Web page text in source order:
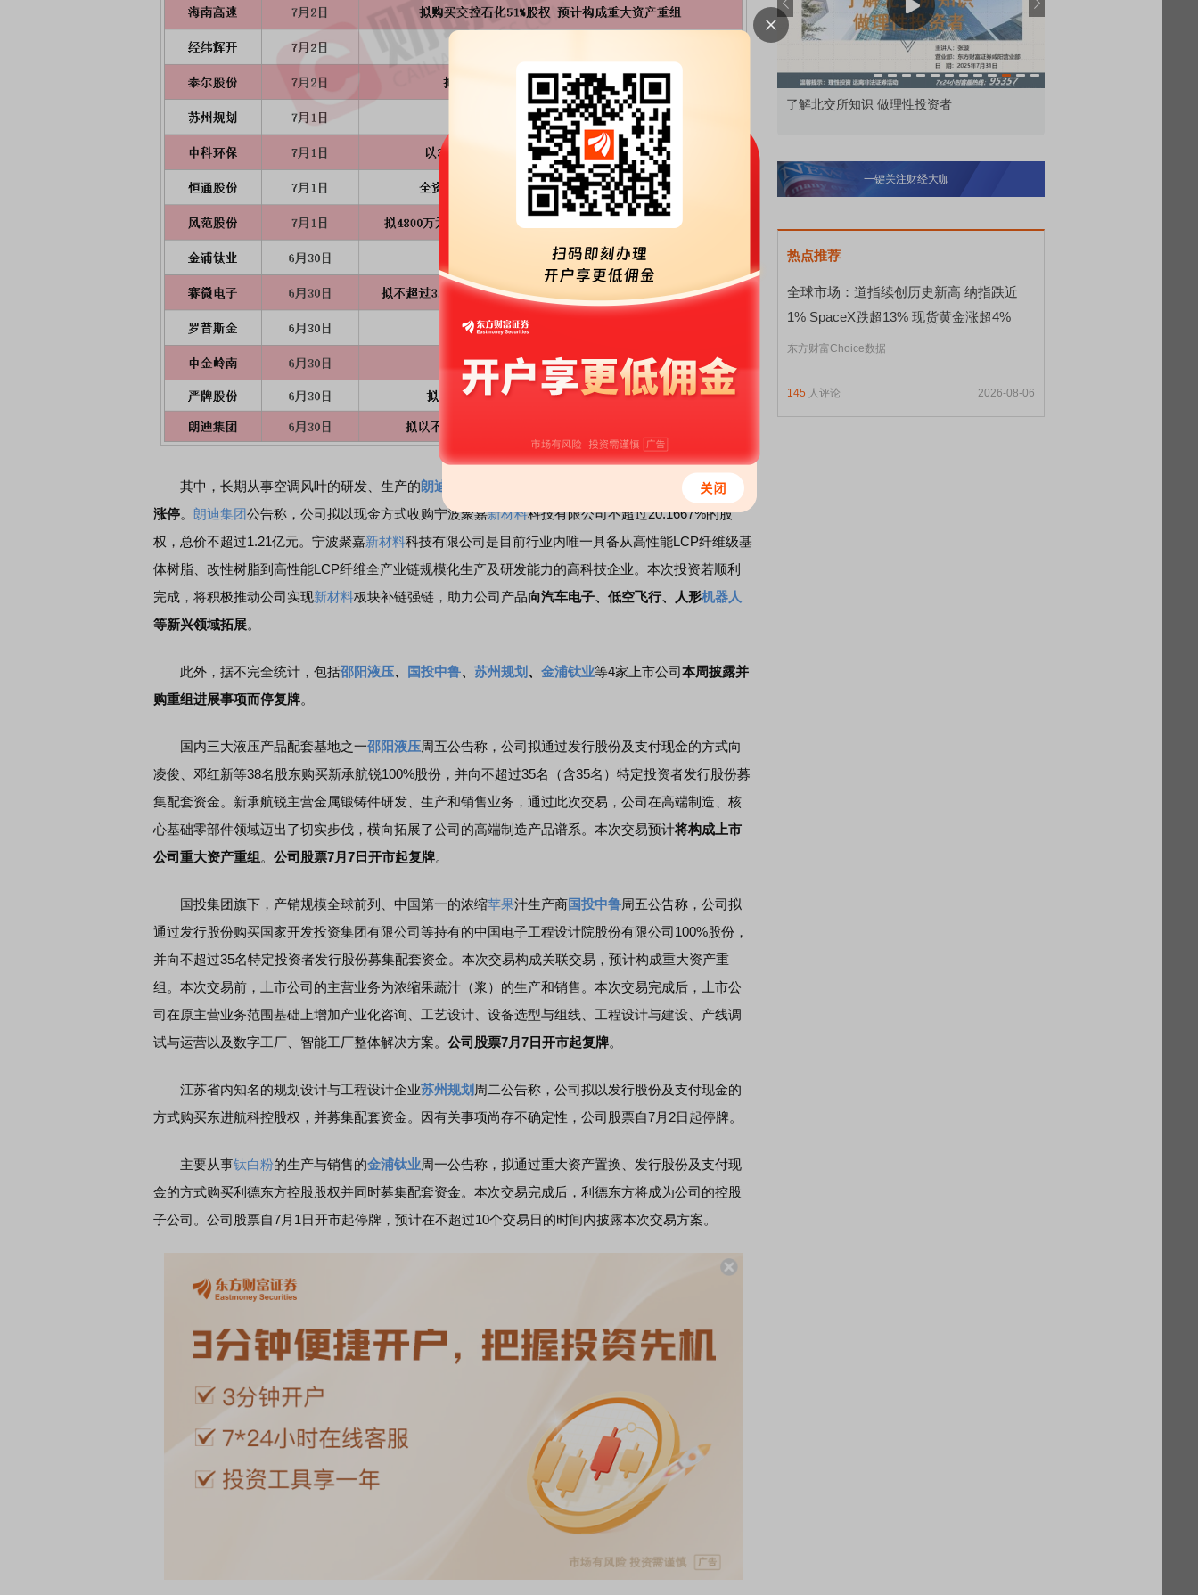
其中，长期从事空调风叶的研发、生产的朗迪集团
其股价周二收盘
涨停。 朗迪集团公告称，公司拟以现金方式收购宁波聚嘉新材料科技有限公司不超过20.1667%的股
权，总价不超过1.21亿元。宁波聚嘉新材料科技有限公司是目前行业内唯一具备从高性能LCP纤维级基
体树脂、改性树脂到高性能LCP纤维全产业链规模化生产及研发能力的高科技企业。本次投资若顺利
完成，将积极推动公司实现新材料板块补链强链，助力公司产品向汽车电子、低空飞行、人形机器人
等新兴领域拓展。
此外，据不完全统计，包括邵阳液压、 国投中鲁、 苏州规划 、 金浦钛业等4家上市公司本周披露并
购重组进展事项而停复牌。
国内三大液压产品配套基地之一邵阳液压周五公告称，公司拟通过发行股份及支付现金的方式向
凌俊、邓红新等38名股东购买新承航锐100%股份，并向不超过35名（含35名）特定投资者发行股份募
集配套资金。新承航锐主营金属锻铸件研发、生产和销售业务，通过此次交易，公司在高端制造、核
心基础零部件领域迈出了切实步伐，横向拓展了公司的高端制造产品谱系。本次交易预计将构成上市
公司重大资产重组 。 公司股票7月7日开市起复牌。
国投集团旗下，产销规模全球前列、中国第一的浓缩苹果汁生产商国投中鲁周五公告称，公司拟
通过发行股份购买国家开发投资集团有限公司等持有的中国电子工程设计院股份有限公司100%股份，
并向不超过35名特定投资者发行股份募集配套资金。本次交易构成关联交易，预计构成重大资产重
组。本次交易前，上市公司的主营业务为浓缩果蔬汁（浆）的生产和销售。本次交易完成后，上市公
司在原主营业务范围基础上增加产业化咨询、工艺设计、设备选型与组线、工程设计与建设、产线调
试与运营以及数字工厂、智能工厂整体解决方案。 公司股票7月7日开市起复牌。
江苏省内知名的规划设计与工程设计企业苏州规划 周二公告称，公司拟以发行股份及支付现金的
方式购买东进航科控股权，并募集配套资金。因有关事项尚存不确定性，公司股票自7月2日起停牌。
主要从事钛白粉的生产与销售的金浦钛业周一公告称，拟通过重大资产置换、发行股份及支付现
金的方式购买利德东方控股股权并同时募集配套资金。本次交易完成后，利德东方将成为公司的控股
子公司。公司股票自7月1日开市起停牌，预计在不超过10个交易日的时间内披露本次交易方案。
席连线｜东方财富证券陈果：A股再平衡的
债券知识通识：从基础认知到特色品种 了解北交所知识 做理性投资者 市价委托那么多种，究竟怎么用？
一键关注财经大咖
热点推荐
全球市场：道指续创历史新高 纳指跌近
1% SpaceX跌超13% 现货黄金涨超4%
东方财富Choice数据
145 人评论 2026-08-06